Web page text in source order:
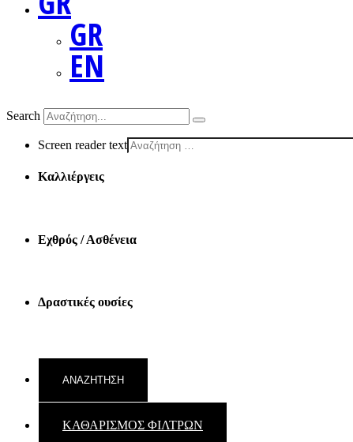
GR
EN
Search
Screen reader text
Καλλιέργεις
Εχθρός / Ασθένεια
Δραστικές ουσίες
ΚΑΘΑΡΙΣΜΟΣ ΦΙΛΤΡΩΝ